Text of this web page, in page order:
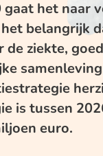
het naar
belangrijk
ziekte,
is tussen
euro.